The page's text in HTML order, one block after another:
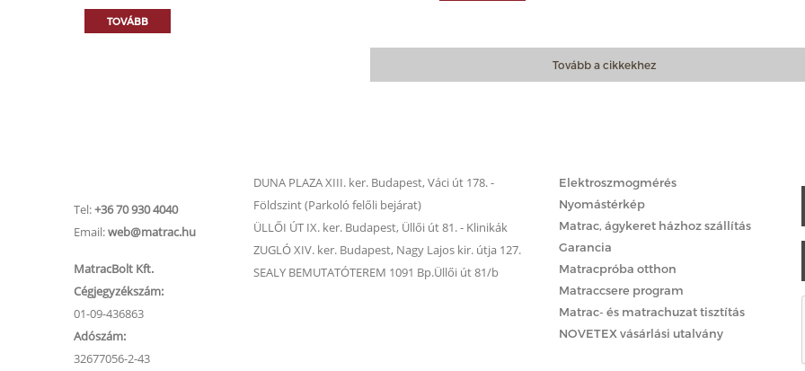
TOVÁBB
Tovább a cikkekhez
Tel:+36 70 930 4040
Email:web@matrac.hu
MatracBolt Kft.
Cégjegyzékszám:
01-09-436863
Adószám:
32677056-2-43
DUNA PLAZA XIII. ker. Budapest, Váci út 178. -
Földszint (Parkoló felőli bejárat)
ÜLLŐI ÚT IX. ker. Budapest, Üllői út 81. - Klinikák
ZUGLÓ XIV. ker. Budapest, Nagy Lajos kir. útja 127.
SEALY BEMUTATÓTEREM 1091 Bp.Üllői út 81/b
Elektroszmogmérés
Nyomástérkép
Matrac, ágykeret házhoz szállítás
Garancia
Matracpróba otthon
Matraccsere program
Matrac- és matrachuzat tisztítás
NOVETEX vásárlási utalvány